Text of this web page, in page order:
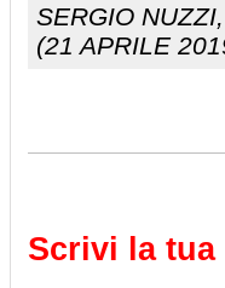
SERGIO NUZZI
(21 APRILE
Scrivi la